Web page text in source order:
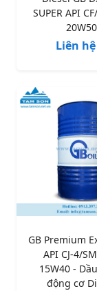
SUPER API
20W50
Liên hệ
GB Premium
API CJ-4/
15W40 -
động cơ